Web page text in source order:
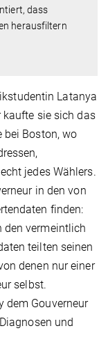
dass
herausfiltern
Latanya
kaufte sie sich das
bei Boston, wo
jedes Wählers.
in den von
finden:
den vermeintlich
teilten seinen
denen nur einer
selbst.
dem Gouverneur
und